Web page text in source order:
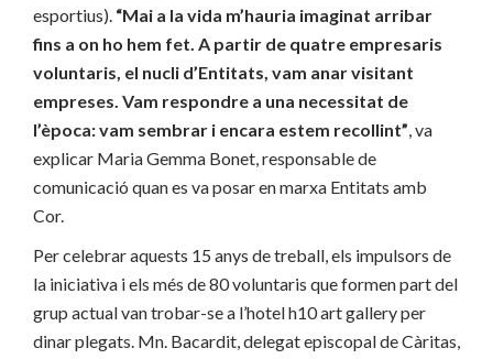
esportius). “Mai a la vida m’hauria imaginat arribar
fins a on ho hem fet. A partir de quatre empresaris
voluntaris, el nucli d’Entitats, vam anar visitant
empreses. Vam respondre a una necessitat de
l’època: vam sembrar i encara estem recollint”, va
explicar Maria Gemma Bonet, responsable de
comunicació quan es va posar en marxa Entitats amb
Cor.
Per celebrar aquests 15 anys de treball, els impulsors de
la iniciativa i els més de 80 voluntaris que formen part del
grup actual van trobar-se a l’hotel h10 art gallery per
dinar plegats. Mn. Bacardit, delegat episcopal de Càritas,